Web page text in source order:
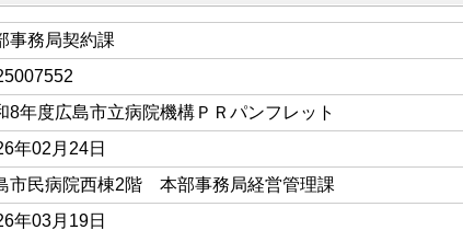
事務局契約課
8年度広島市立病院機構ＰＲパンフレット
年02月24日
市民病院西棟2階 本部事務局経営管理課
年03月19日